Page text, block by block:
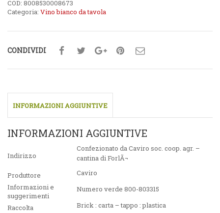
COD: 8008530008673
Categoria: Vino bianco da tavola
CONDIVIDI
INFORMAZIONI AGGIUNTIVE
INFORMAZIONI AGGIUNTIVE
Indirizzo
Confezionato da Caviro soc. coop. agr. –
cantina di ForlÃ¬
Produttore
Caviro
Informazioni e
suggerimenti
Numero verde 800-803315
Raccolta Brick : carta – tappo : plastica